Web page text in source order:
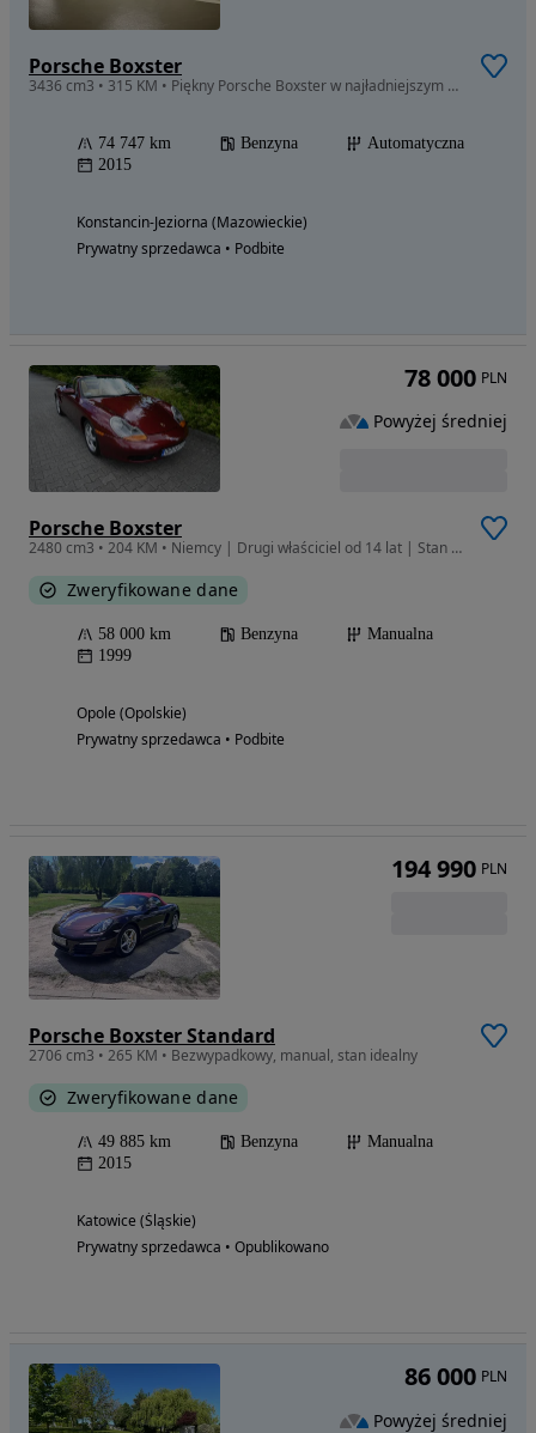
Porsche Boxster
3436 cm3 • 315 KM • Piękny Porsche Boxster w najładniejszym kolorze, zadbany jak nowy.
74 747 km Benzyna
Automatyczna
2015
Konstancin-Jeziorna (Mazowieckie)
Prywatny sprzedawca • Podbite
Porsche Boxster
2480 cm3 • 204 KM • Niemcy | Drugi właściciel od 14 lat | Stan fabryczny
Zweryfikowane dane
58 000 km Benzyna
Manualna
1999
Opole (Opolskie)
Prywatny sprzedawca • Podbite
78 000 PLN
Powyżej średniej
Porsche Boxster Standard
2706 cm3 • 265 KM • Bezwypadkowy, manual, stan idealny
Zweryfikowane dane
49 885 km Benzyna
Manualna
2015
Katowice (Śląskie)
Prywatny sprzedawca • Opublikowano
194 990 PLN
86 000 PLN
Powyżej średniej